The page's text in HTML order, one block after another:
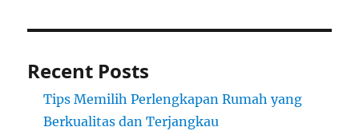
Recent Posts
Tips Memilih Perlengkapan Rumah yang
Berkualitas dan Terjangkau